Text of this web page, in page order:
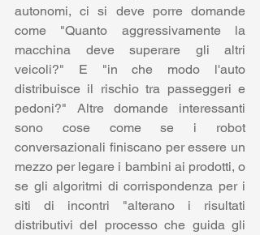
autonomi, ci si deve porre domande
come "Quanto aggressivamente la
macchina deve superare gli altri
veicoli?" E "in che modo l'auto
distribuisce il rischio tra passeggeri e
pedoni?" Altre domande interessanti
sono cose come se i robot
conversazionali finiscano per essere un
mezzo per legare i bambini ai prodotti, o
se gli algoritmi di corrispondenza per i
siti di incontri "alterano i risultati
distributivi del processo che guida gli